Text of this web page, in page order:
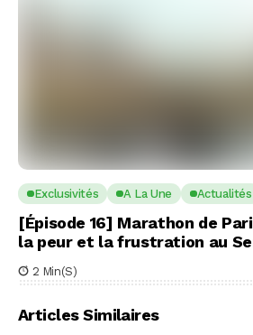
Exclusivités A La Une Actualités
[Épisode 16] Marathon de
la peur et la frustration au
2 Min(s)
Articles Similaires